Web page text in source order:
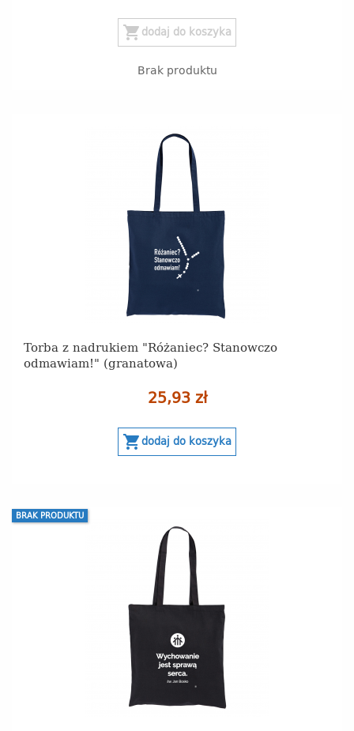
shopping_cart dodaj do koszyka
Brak produktu
Torba z nadrukiem "Różaniec? Stanowczo
odmawiam!" (granatowa)
25,93 zł
shopping_cartdodaj do koszyka
BRAK PRODUKTU